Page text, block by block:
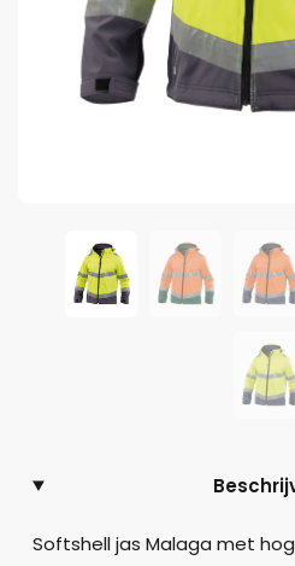
Softshell jas Malaga met